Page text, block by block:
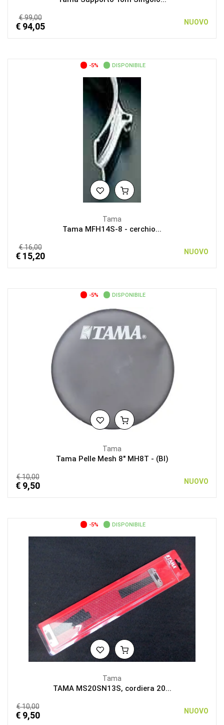
€ 99,00
€ 94,05 NUOVO
-5% DISPONIBILE
Tama
Tama MFH14S-8 - cerchio...
€ 16,00
€ 15,20 NUOVO
-5% DISPONIBILE
Tama
Tama Pelle Mesh 8″ MH8T - (BI)
€ 10,00
€ 9,50 NUOVO
-5% DISPONIBILE
Tama
TAMA MS20SN13S, cordiera 20...
€ 10,00
€ 9,50 NUOVO